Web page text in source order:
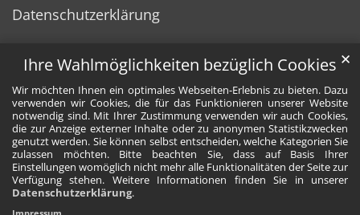
Ihre Wahlmöglichkeiten bezüglich Cookies
Wir möchten Ihnen ein optimales Webseiten-Erlebnis zu bieten. Dazu
verwenden wir Cookies, die für das Funktionieren unserer Website
notwendig sind. Mit Ihrer Zustimmung verwenden wir auch Cookies,
die zur Anzeige externer Inhalte oder zu anonymen Statistikzwecken
genutzt werden. Sie können selbst entscheiden, welche Kategorien Sie
zulassen möchten. Bitte beachten Sie, dass auf Basis Ihrer
Einstellungen womöglich nicht mehr alle Funktionalitäten der Seite zur
Verfügung stehen. Weitere Informationen finden Sie in unserer
Datenschutzerklärung.
✕
Datenschutzerklärung